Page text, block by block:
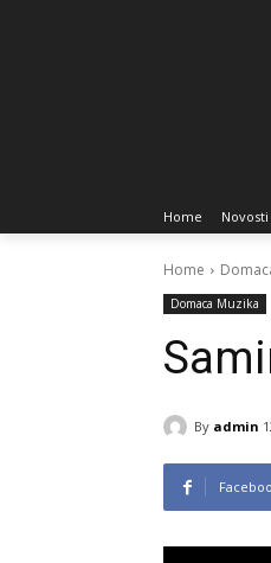
Home Novosti
Home
Domaca Muzika
By admin